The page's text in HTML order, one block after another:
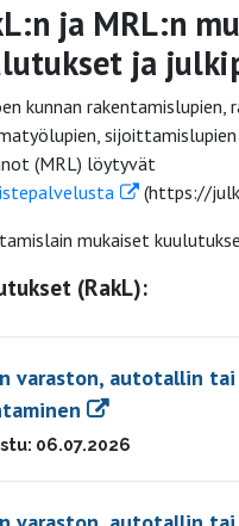
ja MRL:n
ja
kunnan rakentamislupien,
(MRL) löytyvät
(https://
mukaiset
(RakL):
varaston, autotallin
06.07.2026